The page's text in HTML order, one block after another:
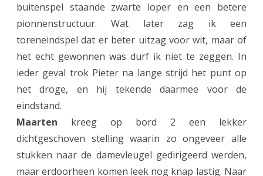
d
e
n
I
a
n
d
buitenspel staande zwarte loper en een betere
pionnenstructuur. Wat later zag ik een
toreneindspel dat er beter uitzag voor wit, maar of
het echt gewonnen was durf ik niet te zeggen. In
ieder geval trok Pieter na lange strijd het punt op
het droge, en hij tekende daarmee voor de
eindstand.
Maarten kreeg op bord 2 een lekker
dichtgeschoven stelling waarin zo ongeveer alle
stukken naar de damevleugel gedirigeerd werden,
maar erdoorheen komen leek nog knap lastig. Naar